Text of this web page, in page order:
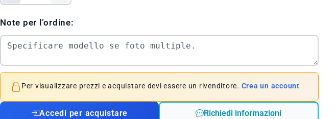
Note per l’ordine:
Per visualizzare prezzi e acquistare devi essere un rivenditore. Crea un account
Accedi per acquistare Richiedi informazioni